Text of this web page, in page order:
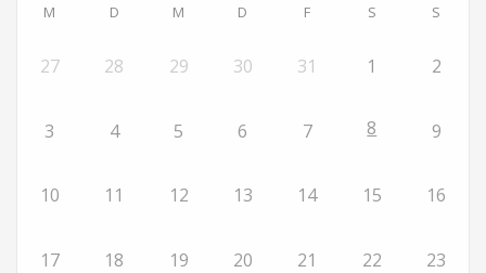
M D M D F S S
27 28 29 30 31 1 2
3 4 5 6 7 8 9
10 11 12 13 14 15 16
17 18 19 20 21 22 23